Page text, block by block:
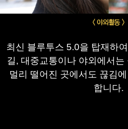
최신 블루투스 5.0을 탑재하여
길, 대중교통이나 야외에서는
멀리 떨어진 곳에서도 끊김
합니다.